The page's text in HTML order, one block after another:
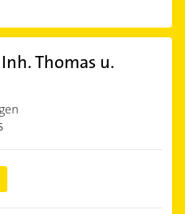
Thomas u.